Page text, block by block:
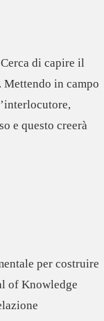
Cerca di capire il
Mettendo in campo
e questo creerà
per costruire
of Knowledge